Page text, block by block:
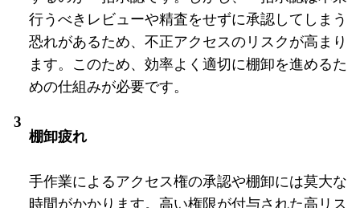
行うべきレビューや精査をせずに承認してしまう
恐れがあるため、不正アクセスのリスクが高まり
ます。このため、効率よく適切に棚卸を進めるた
めの仕組みが必要です。
棚卸疲れ
手作業によるアクセス権の承認や棚卸には莫大な
時間がかかります。高い権限が付与された高リス